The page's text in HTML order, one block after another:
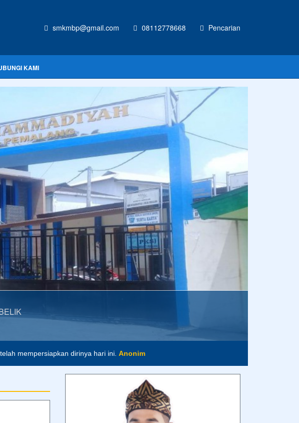
smkmbp@gmail.com 08112778668 Pencarian
KAMI
CONTOH UKURAN
mempersiapkan dirinya hari ini. Anonim